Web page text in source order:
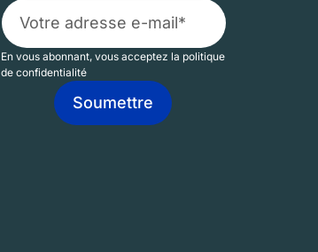
En vous abonnant, vous acceptez la politique
de confidentialité